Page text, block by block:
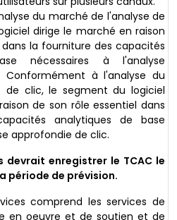
du marché de l'analyse de
dirige le marché en raison
la fourniture des capacités
nécessaires à l'analyse
Conformément à l'analyse du
de clic, le segment du logiciel
de son rôle essentiel dans
analytiques de base
approfondie de clic.
devrait enregistrer le TCAC le
période de prévision.
comprend les services de
en oeuvre et de soutien et de